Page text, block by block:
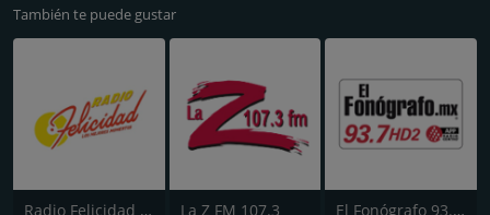
También te puede gustar
Radio Felicidad 1180 AM La Z FM 107.3 El Fonógrafo 93.7 FM HD2